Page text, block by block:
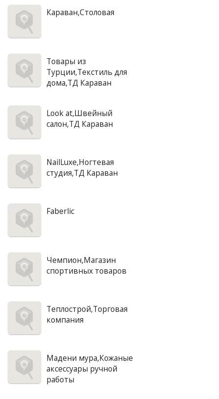
Караван,Столовая
Товары из
Турции,Текстиль для
дома,ТД Караван
Look at,Швейный
салон,ТД Караван
NailLuxe,Ногтевая
студия,ТД Караван
Faberlic
Чемпион,Магазин
спортивных товаров
Теплострой,Торговая
компания
Мадени мура,Кожаные
аксессуары ручной
работы